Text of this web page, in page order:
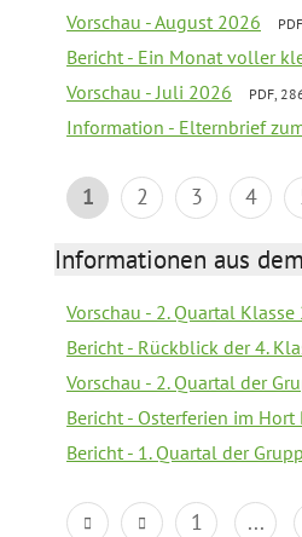
Vorschau - August 2026
Bericht - Ein Monat voller
Vorschau - Juli 2026 PDF,
Information - Elternbrief
1 2 3 4
Informationen aus
Vorschau - 2. Quartal
Bericht - Rückblick der 4.
Vorschau - 2. Quartal der
Bericht - Osterferien im Hort
Bericht - 1. Quartal der
1 ...